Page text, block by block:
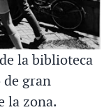
la biblioteca
gran
la zona.